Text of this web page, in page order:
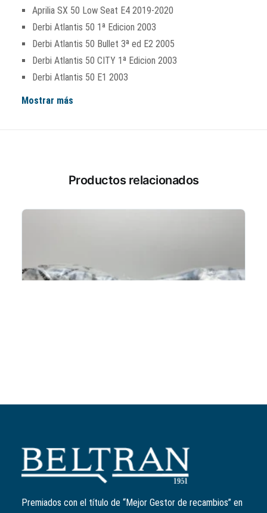
Aprilia SX 50 Low Seat E4 2019-2020
Derbi Atlantis 50 1ª Edicion 2003
Derbi Atlantis 50 Bullet 3ª ed E2 2005
Derbi Atlantis 50 CITY 1ª Edicion 2003
Derbi Atlantis 50 E1 2003
Mostrar más
Productos relacionados
Zapata de freno trasero
647377
Premiados con el título de “Mejor Gestor de recambios” en